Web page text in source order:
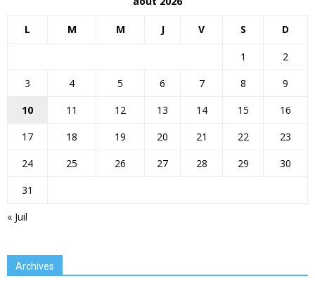
L M M J V S D
« Juil
1
2
3
4 5 6 7 8
9
10
11 12 13 14 15
16
17
18 19 20 21 22
23
24
25 26 27 28 29
30
31
Archives